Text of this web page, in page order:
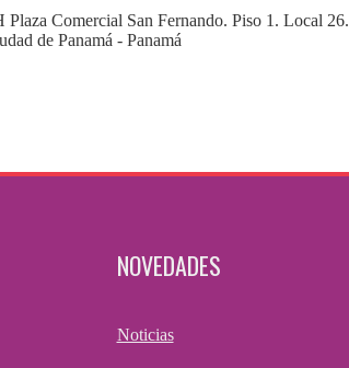
Plaza Comercial San Fernando. Piso 1. Local 26.
de Panamá - Panamá
NOVEDADES
Noticias